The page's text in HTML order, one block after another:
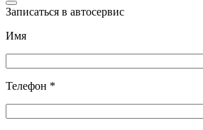
Записаться в автосервис
Имя
Телефон *